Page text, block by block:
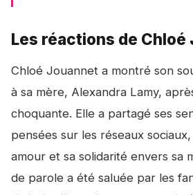
Les réactions de Chloé
Chloé Jouannet a montré son
à sa mère, Alexandra Lamy,
choquante. Elle a partagé ses
pensées sur les réseaux
amour et sa solidarité envers sa
de parole a été saluée par les